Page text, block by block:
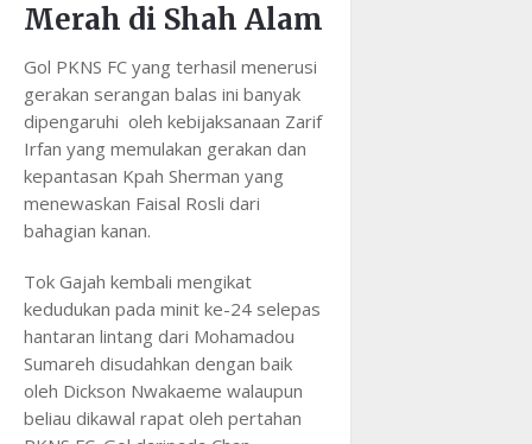
Merah di Shah Alam
Gol PKNS FC yang terhasil menerusi
gerakan serangan balas ini banyak
dipengaruhi oleh kebijaksanaan Zarif
Irfan yang memulakan gerakan dan
kepantasan Kpah Sherman yang
menewaskan Faisal Rosli dari
bahagian kanan.
Tok Gajah kembali mengikat
kedudukan pada minit ke-24 selepas
hantaran lintang dari Mohamadou
Sumareh disudahkan dengan baik
oleh Dickson Nwakaeme walaupun
beliau dikawal rapat oleh pertahan